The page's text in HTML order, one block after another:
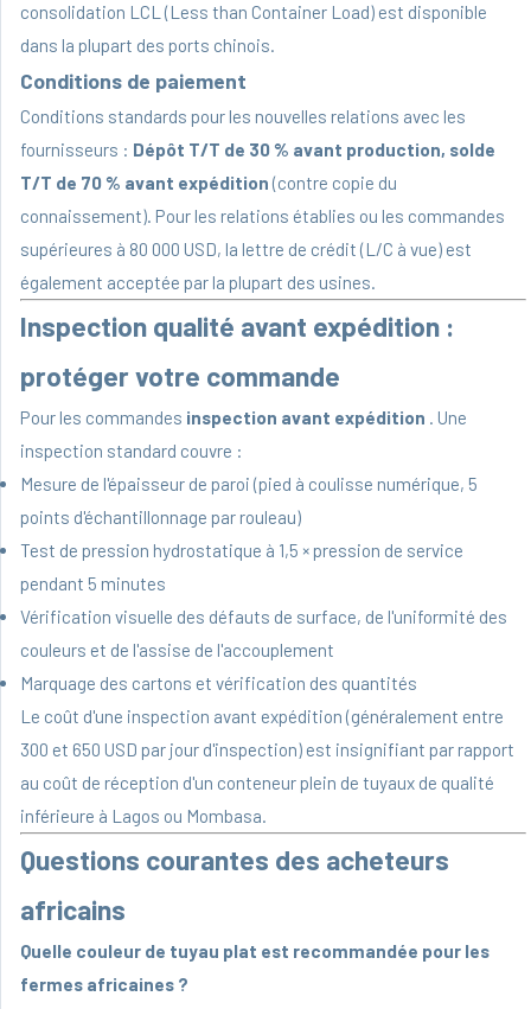
consolidation LCL (Less than Container Load) est disponible
dans la plupart des ports chinois.
Conditions de paiement
Conditions standards pour les nouvelles relations avec les
fournisseurs : Dépôt T/T de 30 % avant production, solde
T/T de 70 % avant expédition (contre copie du
connaissement). Pour les relations établies ou les commandes
supérieures à 80 000 USD, la lettre de crédit (L/C à vue) est
également acceptée par la plupart des usines.
Inspection qualité avant expédition :
protéger votre commande
Pour les commandes inspection avant expédition . Une
inspection standard couvre :
Mesure de l'épaisseur de paroi (pied à coulisse numérique, 5
points d'échantillonnage par rouleau)
Test de pression hydrostatique à 1,5 × pression de service
pendant 5 minutes
Vérification visuelle des défauts de surface, de l'uniformité des
couleurs et de l'assise de l'accouplement
Marquage des cartons et vérification des quantités
Le coût d'une inspection avant expédition (généralement entre
300 et 650 USD par jour d'inspection) est insignifiant par rapport
au coût de réception d'un conteneur plein de tuyaux de qualité
inférieure à Lagos ou Mombasa.
Questions courantes des acheteurs
africains
Quelle couleur de tuyau plat est recommandée pour les
fermes africaines ?